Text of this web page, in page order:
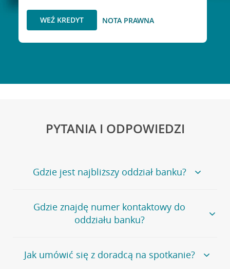
WEŹ KREDYT NOTA PRAWNA
PYTANIA I ODPOWIEDZI
Gdzie jest najbliższy oddział banku?
Jeśli szukasz oddziału naszego banku, zapraszamy na
stronęPlacówki i bankomaty, na której znajduje się
wygodna wyszukiwarka.
oddziałów
Gdzie znajdę numer kontaktowy do
oddziału banku?
Bank Credit Agricole nie udostępnia ogólnego numeru
telefonu do placówki bankowej.
Jak umówić się z doradcą na spotkanie?